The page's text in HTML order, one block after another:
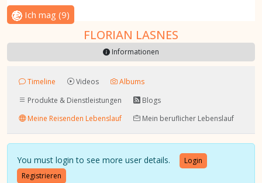
Ich mag (9)
FLORIAN LASNES
Informationen
Timeline Videos
Albums
Produkte & Dienstleistungen
Blogs
Meine Reisenden Lebenslauf
Mein beruflicher Lebenslauf
You must login to see more user details.
Login
Registrieren